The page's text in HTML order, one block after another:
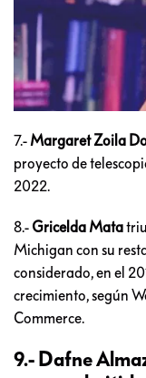
7.- Margaret Zoila
proyecto de
2022.
8.- Gricelda Mata
Michigan con su
considerado, en el
crecimiento, según
Commerce.
9.- Dafne